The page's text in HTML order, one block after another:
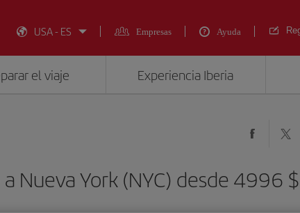
USA - ES
Empresas Ayuda
el viaje Experiencia Iberia
Nueva York (NYC) desde 4996 $